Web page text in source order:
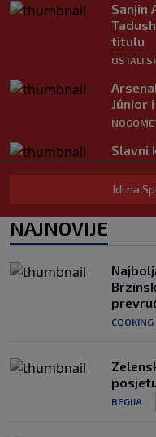
Sanjin
titulu
OSTALI
Júnior
Slavni
upravi
NOGOMET
Ako
Idi na
NAJNOVIJE
COOKING
REGIJA